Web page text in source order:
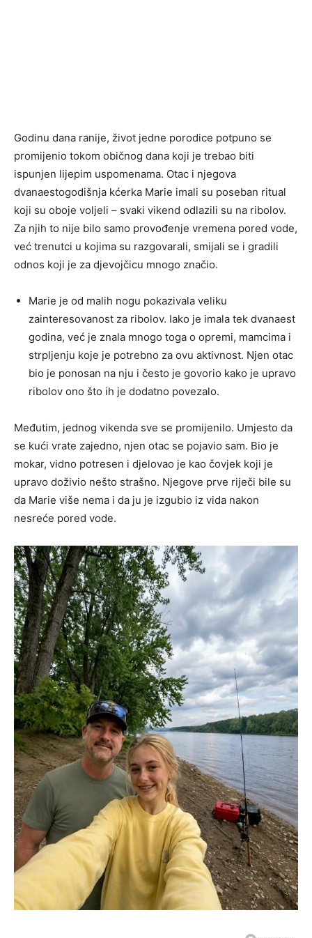
Godinu dana ranije, život jedne porodice potpuno se
promijenio tokom običnog dana koji je trebao biti
ispunjen lijepim uspomenama. Otac i njegova
dvanaestogodišnja kćerka Marie imali su poseban ritual
koji su oboje voljeli – svaki vikend odlazili su na ribolov.
Za njih to nije bilo samo provođenje vremena pored vode,
već trenutci u kojima su razgovarali, smijali se i gradili
odnos koji je za djevojčicu mnogo značio.
Marie je od malih nogu pokazivala veliku
zainteresovanost za ribolov. Iako je imala tek dvanaest
godina, već je znala mnogo toga o opremi, mamcima i
strpljenju koje je potrebno za ovu aktivnost. Njen otac
bio je ponosan na nju i često je govorio kako je upravo
ribolov ono što ih je dodatno povezalo.
Međutim, jednog vikenda sve se promijenilo. Umjesto da
se kući vrate zajedno, njen otac se pojavio sam. Bio je
mokar, vidno potresen i djelovao je kao čovjek koji je
upravo doživio nešto strašno. Njegove prve riječi bile su
da Marie više nema i da ju je izgubio iz vida nakon
nesreće pored vode.